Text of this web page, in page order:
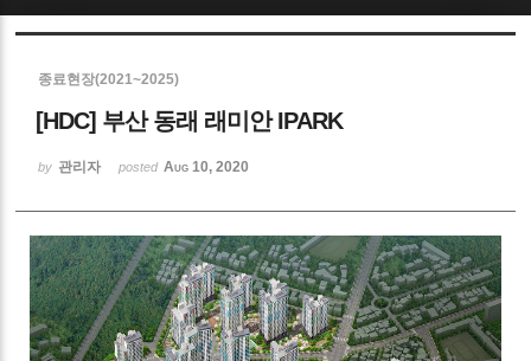
종료현장(2021~2025)
[HDC] 부산 동래 래미안 IPARK
by 관리자 posted Aug 10, 2020
Sketchbook5, 스케치북5
Sketchbook5, 스케치북5